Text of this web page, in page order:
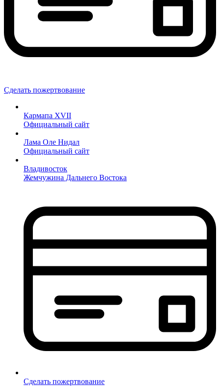
Сделать пожертвование
Кармапа XVII
Официальный сайт
Лама Оле Нидал
Официальный сайт
Владивосток
Жемчужина Дальнего Востока
Сделать пожертвование